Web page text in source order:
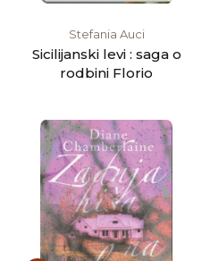
Stefania Auci
Sicilijanski levi : saga o
rodbini Florio